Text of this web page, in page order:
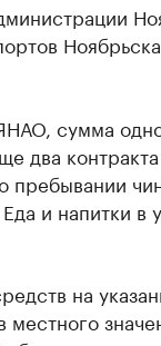
сумма
два
пребывании
и напитки в
на